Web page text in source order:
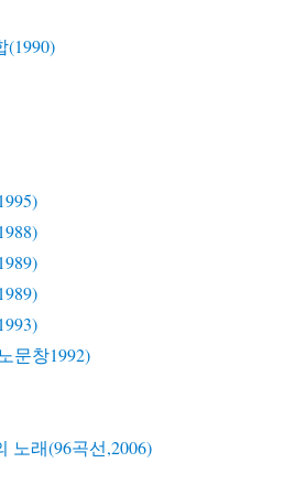
(1990)
문창1992)
노래(96곡선,2006)